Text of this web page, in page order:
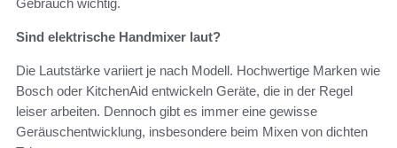
Sind elektrische Handmixer laut?
Die Lautstärke variiert je nach Modell. Hochwertige Marken wie
Bosch oder KitchenAid entwickeln Geräte, die in der Regel
leiser arbeiten. Dennoch gibt es immer eine gewisse
Geräuschentwicklung, insbesondere beim Mixen von dichten